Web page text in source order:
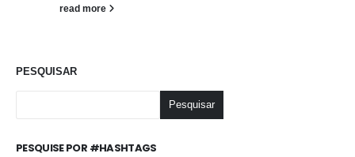
read more
PESQUISAR
Pesquisar
PESQUISE POR #HASHTAGS